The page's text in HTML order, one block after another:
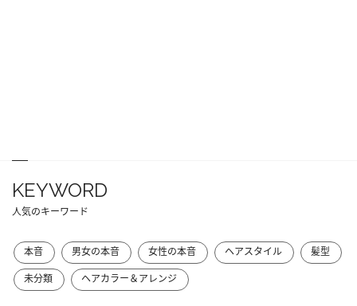
KEYWORD
人気のキーワード
本音 男女の本音 女性の本音 ヘアスタイル
髪型
未分類
ヘアカラー＆アレンジ